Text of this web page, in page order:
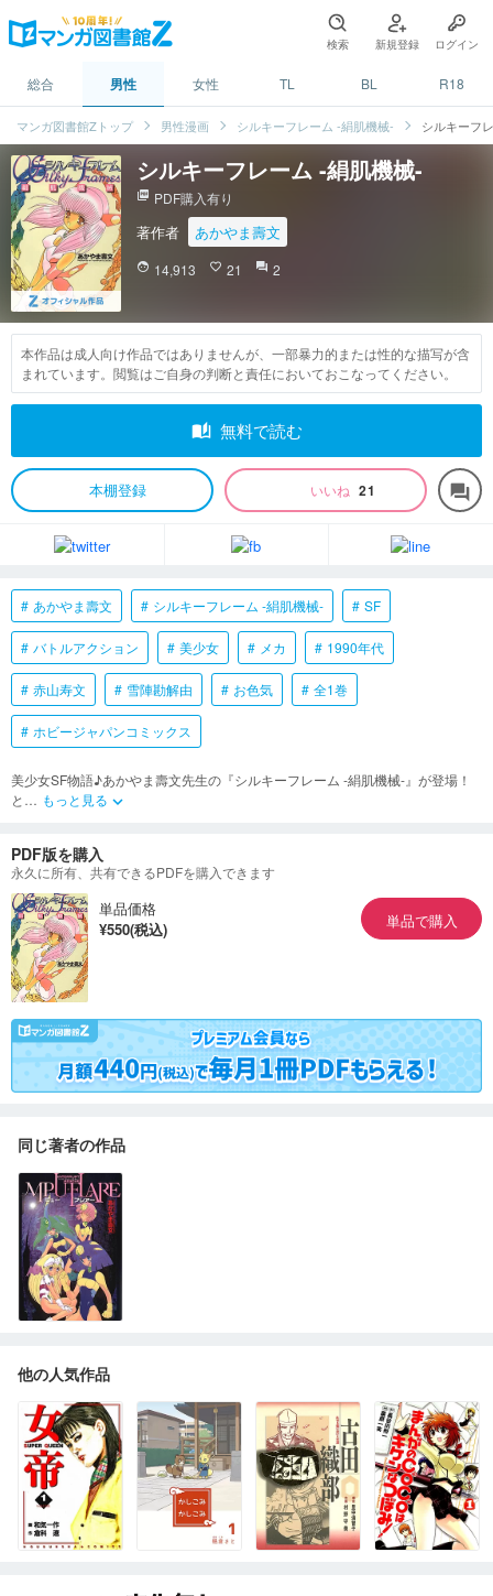
検索 新規登録 ログイン
総合 男性 女性 TL BL R18
マンガ図書館Zトップ 男性漫画 シルキーフレーム -絹肌機械- シルキーフ
シルキーフレーム -絹肌機械-
picture_as_pdf PDF購入有り
著作者 あかやま壽文
face 14,913 favorite_border 21 question_answer 2
本作品は成人向け作品ではありませんが、一部暴力的または性的な描写が含
まれています。閲覧はご自身の判断と責任においておこなってください。
auto_stories 無料で読む
本棚登録 いいね 21 forum
あかやま壽文 シルキーフレーム -絹肌機械- SF
バトルアクション 美少女 メカ 1990年代
赤山寿文 雪陣勘解由 お色気 全1巻
ホビージャパンコミックス
美少女SF物語♪あかやま壽文先生の『シルキーフレーム -絹肌機械-』が登場！
と … もっと見る keyboard_arrow_down
PDF版を購入
永久に所有、共有できるPDFを購入できます
単品価格
¥550(税込)
単品で購入
同じ著者の作品
他の人気作品